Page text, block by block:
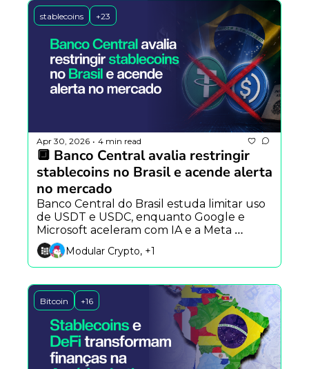
stablecoins +23
Apr 30, 2026 • 4 min read
🔲 Banco Central avalia restringir
stablecoins no Brasil e acende alerta
no mercado
Banco Central do Brasil estuda limitar uso
de USDT e USDC, enquanto Google e
Microsoft aceleram com IA e a Meta
avança com pagamentos em stablecoins.
Modular Crypto, +1
Bitcoin +16